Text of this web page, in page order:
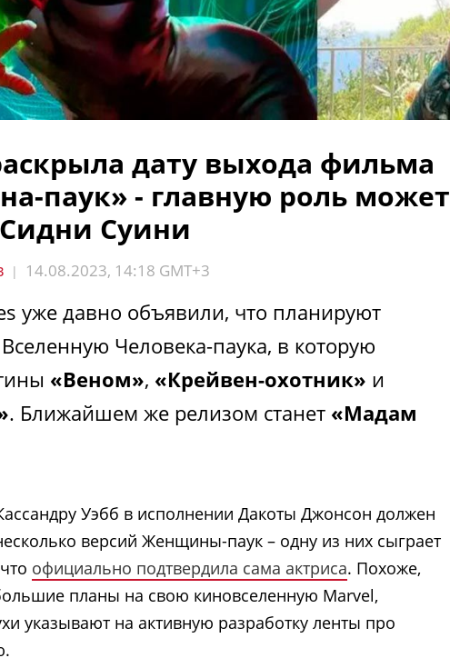
дату выхода фильма
паук» - главную роль может
Суини
| 14.08.2023, 14:18 GMT+3
уже давно объявили, что планируют
Человека-паука, в которую
«Веном», «Крейвен-охотник» и
. Ближайшем же релизом станет «Мадам
Уэбб в исполнении Дакоты Джонсон должен
версий Женщины-паук – одну из них сыграет
официально подтвердила сама актриса. Похоже,
планы на свою киновселенную Marvel,
указывают на активную разработку ленты про